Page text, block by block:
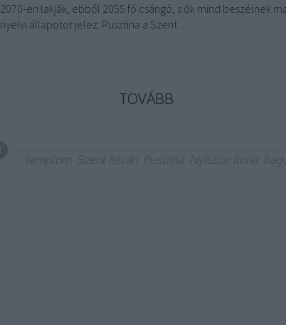
2070-en lakják, ebből 2055 fő csángó, s ők mind beszélnek
nyelvi állapotot jelez. Pusztina a Szent…
TOVÁBB
templom
Szent István Pusztina Nyisztor Ilona